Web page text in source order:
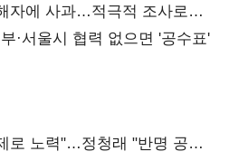
자에 사과…적극적 조사로
·서울시 협력 없으면 '공수표'
로 노력"…정청래 "반명 공세